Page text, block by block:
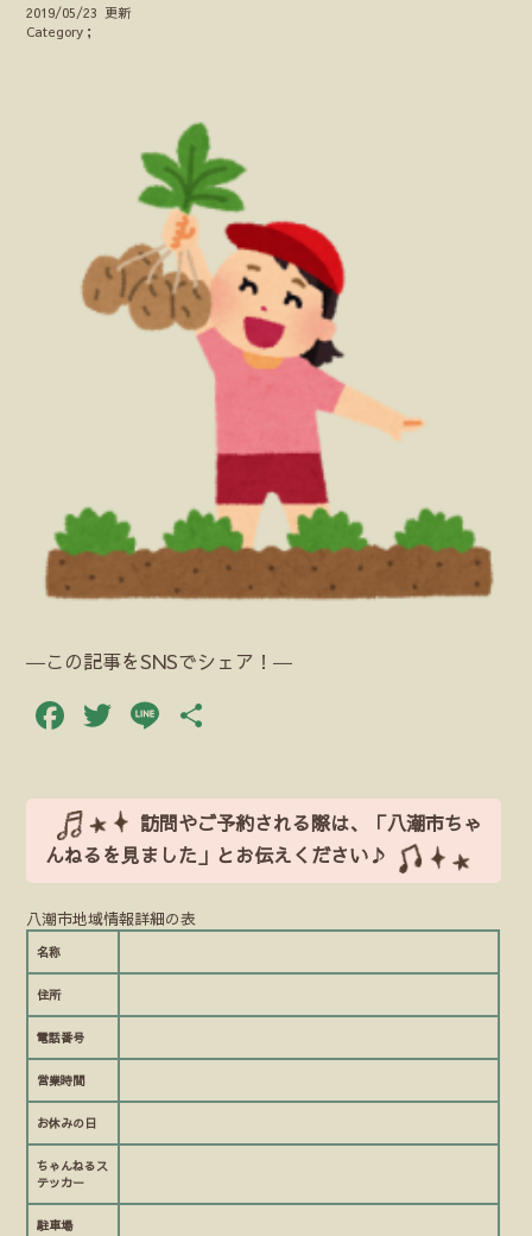
2019/05/23 更新
Category；
―この記事をSNSでシェア！―
Facebook
Twitter
Line
訪問やご予約される際は、「八潮市ちゃ
んねるを見ました」とお伝えください♪
八潮市地域情報詳細の表
名称
住所
電話番号
営業時間
お休みの日
ちゃんねるス
テッカー
駐車場